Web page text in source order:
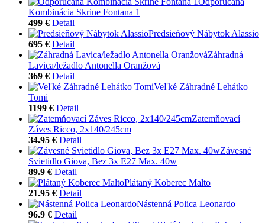
Kombinácia Skrine Fontana 1
499 € Detail
Predsieňový Nábytok Alassio
695 € Detail
Záhradná
Lavica/ležadlo Antonella Oranžová
369 € Detail
Veľké Záhradné Lehátko
Tomi
1199 € Detail
Zatemňovací
Záves Ricco, 2x140/245cm
34.95 € Detail
Závesné
Svietidlo Giova, Bez 3x E27 Max. 40w
89.9 € Detail
Plátaný Koberec Malto
21.95 € Detail
Nástenná Polica Leonardo
96.9 € Detail